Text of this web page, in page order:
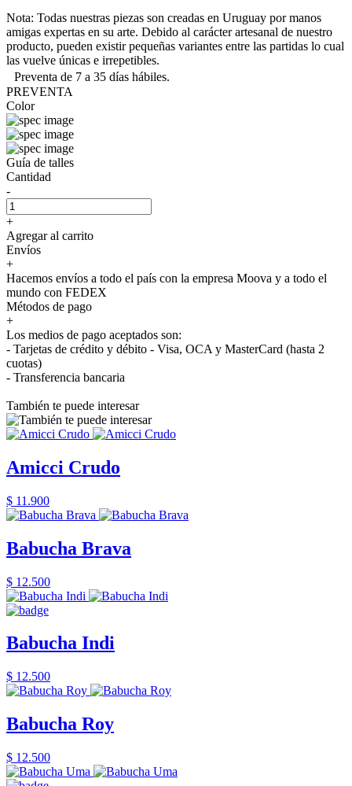
Nota: Todas nuestras piezas son creadas en Uruguay por manos
amigas expertas en su arte. Debido al carácter artesanal de nuestro
producto, pueden existir pequeñas variantes entre las partidas lo cual
las vuelve únicas e irrepetibles.
Preventa de 7 a 35 días hábiles.
PREVENTA
Color
Guía de talles
Cantidad
-
+
Agregar al carrito
Envíos
+
Hacemos envíos a todo el país con la empresa Moova y a todo el
mundo con FEDEX
Métodos de pago
+
Los medios de pago aceptados son:
- Tarjetas de crédito y débito - Visa, OCA y MasterCard (hasta 2
cuotas)
- Transferencia bancaria
También te puede interesar
Amicci Crudo
$ 11.900
Babucha Brava
$ 12.500
Babucha Indi
$ 12.500
Babucha Roy
$ 12.500